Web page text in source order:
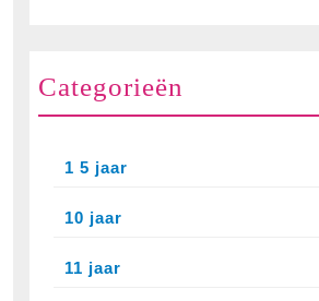
Categorieën
1 5 jaar
10 jaar
11 jaar